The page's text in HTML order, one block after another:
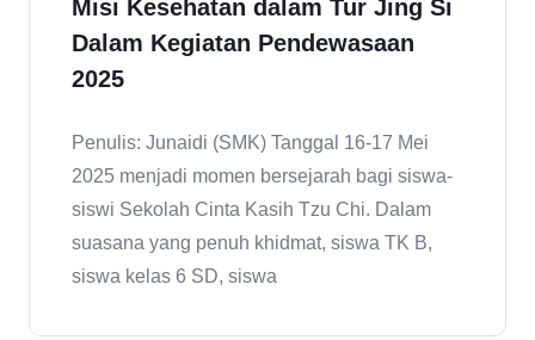
Misi Kesehatan dalam Tur Jing Si
Dalam Kegiatan Pendewasaan
2025
Penulis: Junaidi (SMK) Tanggal 16-17 Mei
2025 menjadi momen bersejarah bagi siswa-
siswi Sekolah Cinta Kasih Tzu Chi. Dalam
suasana yang penuh khidmat, siswa TK B,
siswa kelas 6 SD, siswa